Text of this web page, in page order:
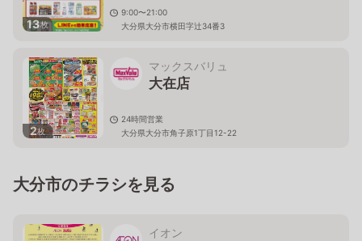
13枚
9:00〜21:00
大分県大分市横田字辻34番3
2枚
マックスバリュ
大在店
24時間営業
大分県大分市角子原1丁目12-22
大分市のチラシを見る
イオン